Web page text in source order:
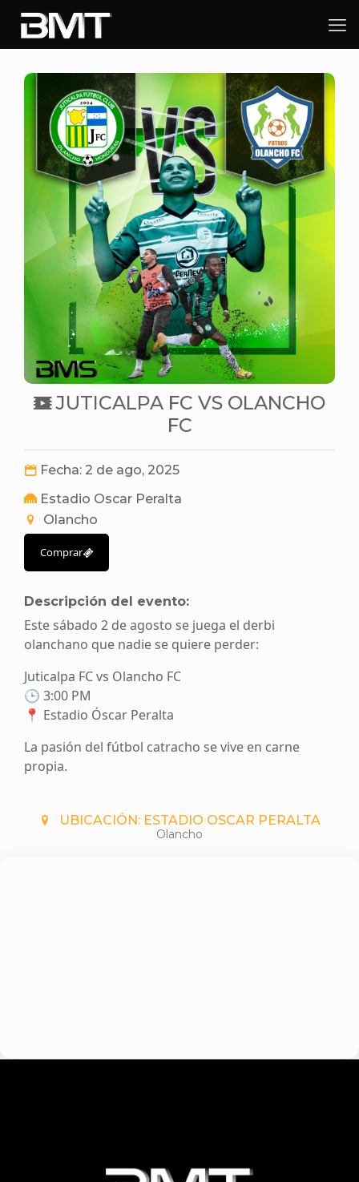
JUTICALPA FC VS OLANCHO
FC
Fecha: 2 de ago, 2025
Estadio Oscar Peralta
Olancho
Comprar
Descripción del evento:
Este sábado 2 de agosto se juega el derbi
olanchano que nadie se quiere perder:
Juticalpa FC vs Olancho FC
🕒 3:00 PM
📍 Estadio Óscar Peralta
La pasión del fútbol catracho se vive en carne
propia.
UBICACIÓN: ESTADIO OSCAR PERALTA
Olancho